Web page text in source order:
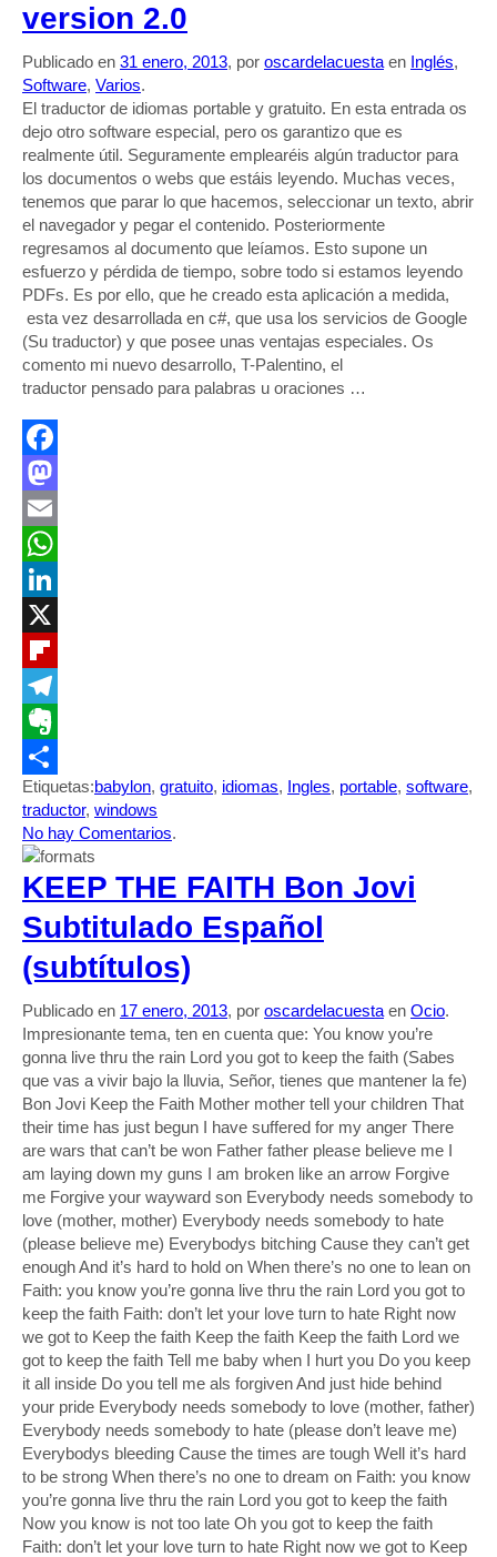
version 2.0
Publicado en 31 enero, 2013, por oscardelacuesta en Inglés,
Software, Varios.
El traductor de idiomas portable y gratuito. En esta entrada os
dejo otro software especial, pero os garantizo que es
realmente útil. Seguramente emplearéis algún traductor para
los documentos o webs que estáis leyendo. Muchas veces,
tenemos que parar lo que hacemos, seleccionar un texto, abrir
el navegador y pegar el contenido. Posteriormente
regresamos al documento que leíamos. Esto supone un
esfuerzo y pérdida de tiempo, sobre todo si estamos leyendo
PDFs. Es por ello, que he creado esta aplicación a medida,
esta vez desarrollada en c#, que usa los servicios de Google
(Su traductor) y que posee unas ventajas especiales. Os
comento mi nuevo desarrollo, T-Palentino, el
traductor pensado para palabras u oraciones …
Facebook
Mastodon
Email
WhatsApp
LinkedIn
Flipboard
Telegram
Evernote
Compartir
Etiquetas:babylon, gratuito, idiomas, Ingles, portable, software,
traductor, windows
No hay Comentarios.
KEEP THE FAITH Bon Jovi
Subtitulado Español
(subtítulos)
Publicado en 17 enero, 2013, por oscardelacuesta en Ocio.
Impresionante tema, ten en cuenta que: You know you’re
gonna live thru the rain Lord you got to keep the faith (Sabes
que vas a vivir bajo la lluvia, Señor, tienes que mantener la fe)
Bon Jovi Keep the Faith Mother mother tell your children That
their time has just begun I have suffered for my anger There
are wars that can’t be won Father father please believe me I
am laying down my guns I am broken like an arrow Forgive
me Forgive your wayward son Everybody needs somebody to
love (mother, mother) Everybody needs somebody to hate
(please believe me) Everybodys bitching Cause they can’t get
enough And it’s hard to hold on When there’s no one to lean on
Faith: you know you’re gonna live thru the rain Lord you got to
keep the faith Faith: don’t let your love turn to hate Right now
we got to Keep the faith Keep the faith Keep the faith Lord we
got to keep the faith Tell me baby when I hurt you Do you keep
it all inside Do you tell me als forgiven And just hide behind
your pride Everybody needs somebody to love (mother, father)
Everybody needs somebody to hate (please don’t leave me)
Everybodys bleeding Cause the times are tough Well it’s hard
to be strong When there’s no one to dream on Faith: you know
you’re gonna live thru the rain Lord you got to keep the faith
Now you know is not too late Oh you got to keep the faith
Faith: don’t let your love turn to hate Right now we got to Keep